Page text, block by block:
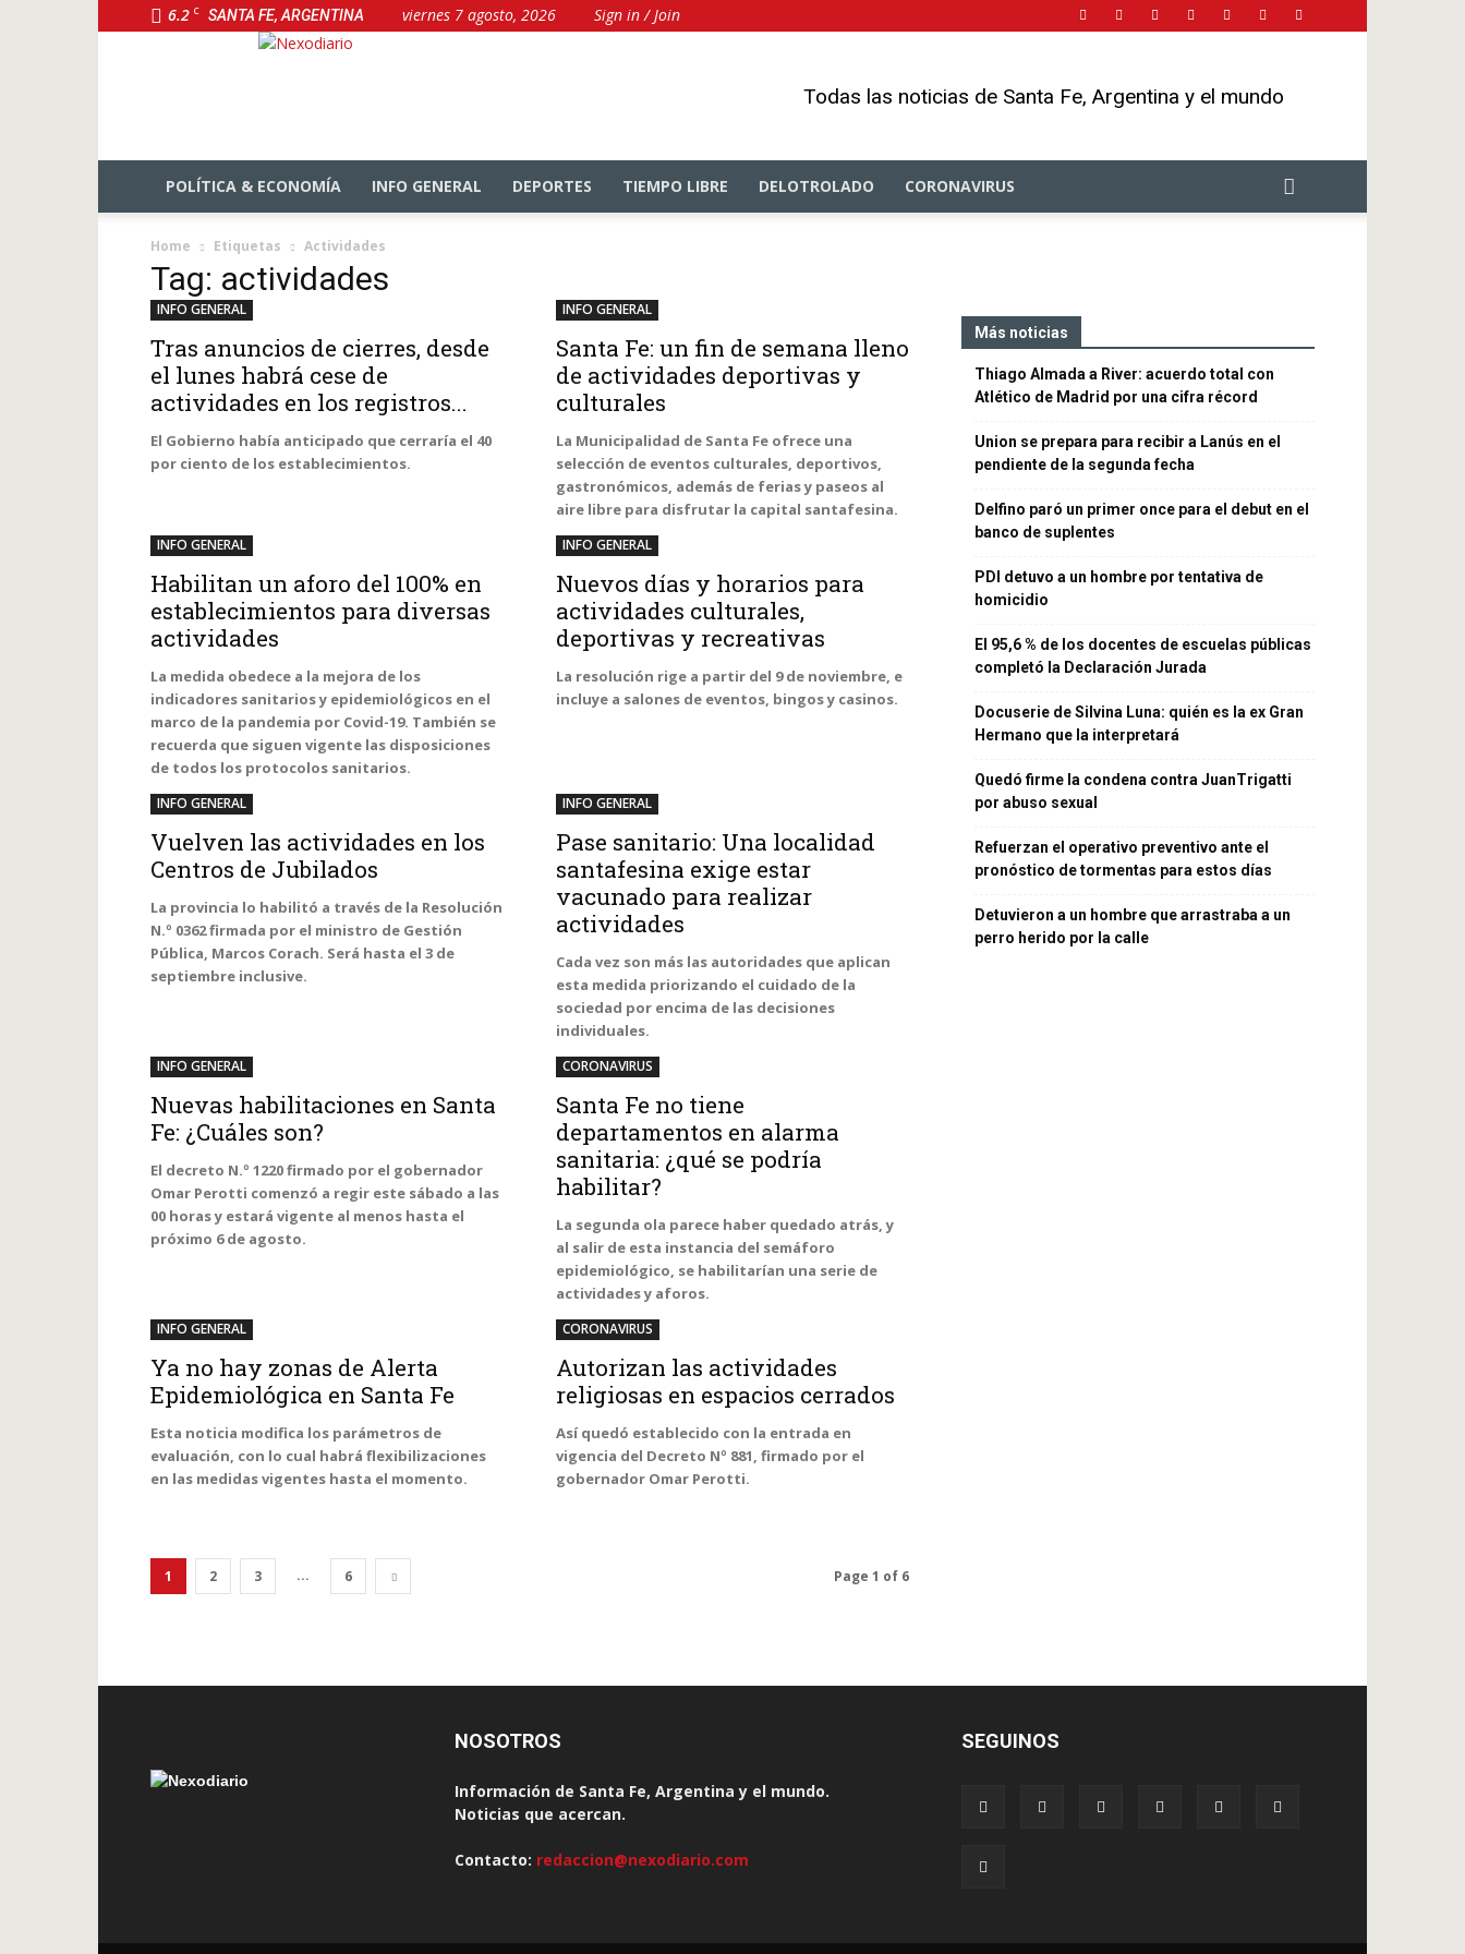
6.2 C SANTA FE, ARGENTINA viernes 7 agosto, 2026
Sign in / Join
Todas las noticias de Santa Fe, Argentina y el mundo
POLÍTICA & ECONOMÍA INFO GENERAL DEPORTES TIEMPO LIBRE DELOTROLADO CORONAVIRUS
Home Etiquetas Actividades
Tag: actividades
INFO GENERAL
Tras anuncios de cierres, desde
el lunes habrá cese de
actividades en los registros...
El Gobierno había anticipado que cerraría el 40
por ciento de los establecimientos.
INFO GENERAL
Santa Fe: un fin de semana lleno
de actividades deportivas y
culturales
La Municipalidad de Santa Fe ofrece una
selección de eventos culturales, deportivos,
gastronómicos, además de ferias y paseos al
aire libre para disfrutar la capital santafesina.
INFO GENERAL
Habilitan un aforo del 100% en
establecimientos para diversas
actividades
La medida obedece a la mejora de los
indicadores sanitarios y epidemiológicos en el
marco de la pandemia por Covid-19. También se
recuerda que siguen vigente las disposiciones
de todos los protocolos sanitarios.
INFO GENERAL
Nuevos días y horarios para
actividades culturales,
deportivas y recreativas
La resolución rige a partir del 9 de noviembre, e
incluye a salones de eventos, bingos y casinos.
INFO GENERAL
Vuelven las actividades en los
Centros de Jubilados
La provincia lo habilitó a través de la Resolución
N.º 0362 firmada por el ministro de Gestión
Pública, Marcos Corach. Será hasta el 3 de
septiembre inclusive.
INFO GENERAL
Pase sanitario: Una localidad
santafesina exige estar
vacunado para realizar
actividades
Cada vez son más las autoridades que aplican
esta medida priorizando el cuidado de la
sociedad por encima de las decisiones
individuales.
INFO GENERAL
Nuevas habilitaciones en Santa
Fe: ¿Cuáles son?
El decreto N.º 1220 firmado por el gobernador
Omar Perotti comenzó a regir este sábado a las
00 horas y estará vigente al menos hasta el
próximo 6 de agosto.
CORONAVIRUS
Santa Fe no tiene
departamentos en alarma
sanitaria: ¿qué se podría
habilitar?
La segunda ola parece haber quedado atrás, y
al salir de esta instancia del semáforo
epidemiológico, se habilitarían una serie de
actividades y aforos.
INFO GENERAL
Ya no hay zonas de Alerta
Epidemiológica en Santa Fe
Esta noticia modifica los parámetros de
evaluación, con lo cual habrá flexibilizaciones
en las medidas vigentes hasta el momento.
CORONAVIRUS
Autorizan las actividades
religiosas en espacios cerrados
Así quedó establecido con la entrada en
vigencia del Decreto Nº 881, firmado por el
gobernador Omar Perotti.
1 2 3 ... 6 Page 1 of 6
Más noticias
Thiago Almada a River: acuerdo total con
Atlético de Madrid por una cifra récord
Union se prepara para recibir a Lanús en el
pendiente de la segunda fecha
Delfino paró un primer once para el debut en el
banco de suplentes
PDI detuvo a un hombre por tentativa de
homicidio
El 95,6 % de los docentes de escuelas públicas
completó la Declaración Jurada
Docuserie de Silvina Luna: quién es la ex Gran
Hermano que la interpretará
Quedó firme la condena contra JuanTrigatti
por abuso sexual
Refuerzan el operativo preventivo ante el
pronóstico de tormentas para estos días
Detuvieron a un hombre que arrastraba a un
perro herido por la calle
NOSOTROS
Información de Santa Fe, Argentina y el mundo.
Noticias que acercan.
Contacto: redaccion@nexodiario.com
SEGUINOS